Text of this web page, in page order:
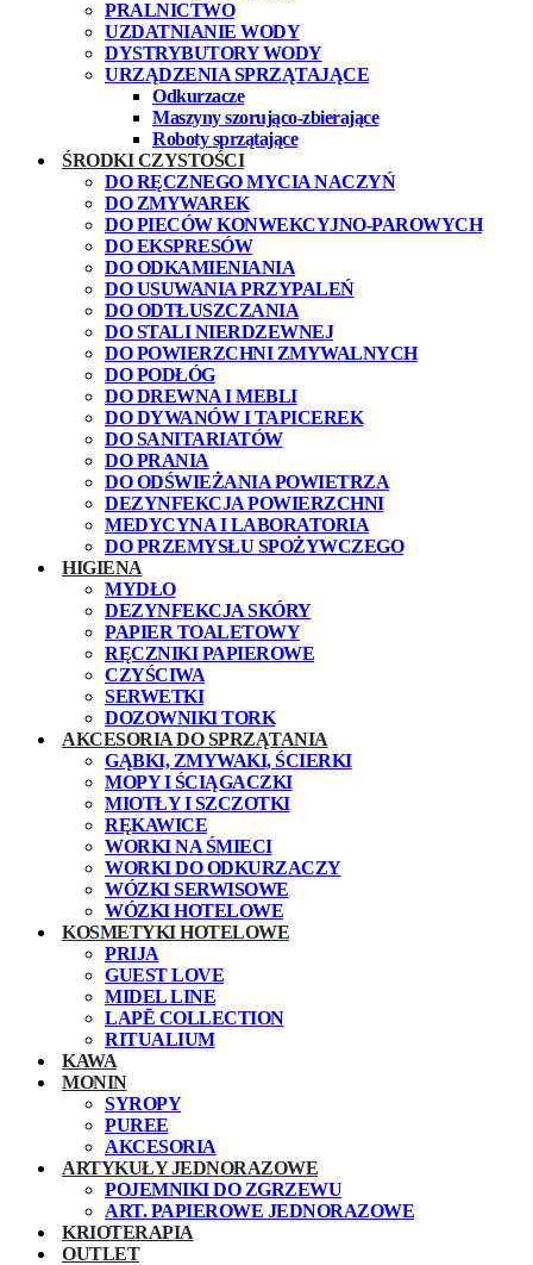
PRALNICTWO
UZDATNIANIE WODY
DYSTRYBUTORY WODY
URZĄDZENIA SPRZĄTAJĄCE
Odkurzacze
Maszyny szorująco-zbierające
Roboty sprzątające
ŚRODKI CZYSTOŚCI
DO RĘCZNEGO MYCIA NACZYŃ
DO ZMYWAREK
DO PIECÓW KONWEKCYJNO-PAROWYCH
DO EKSPRESÓW
DO ODKAMIENIANIA
DO USUWANIA PRZYPALEŃ
DO ODTŁUSZCZANIA
DO STALI NIERDZEWNEJ
DO POWIERZCHNI ZMYWALNYCH
DO PODŁÓG
DO DREWNA I MEBLI
DO DYWANÓW I TAPICEREK
DO SANITARIATÓW
DO PRANIA
DO ODŚWIEŻANIA POWIETRZA
DEZYNFEKCJA POWIERZCHNI
MEDYCYNA I LABORATORIA
DO PRZEMYSŁU SPOŻYWCZEGO
HIGIENA
MYDŁO
DEZYNFEKCJA SKÓRY
PAPIER TOALETOWY
RĘCZNIKI PAPIEROWE
CZYŚCIWA
SERWETKI
DOZOWNIKI TORK
AKCESORIA DO SPRZĄTANIA
GĄBKI, ZMYWAKI, ŚCIERKI
MOPY I ŚCIĄGACZKI
MIOTŁY I SZCZOTKI
RĘKAWICE
WORKI NA ŚMIECI
WORKI DO ODKURZACZY
WÓZKI SERWISOWE
WÓZKI HOTELOWE
KOSMETYKI HOTELOWE
PRIJA
GUEST LOVE
MIDEL LINE
LAPĒ COLLECTION
RITUALIUM
KAWA
MONIN
SYROPY
PUREE
AKCESORIA
ARTYKUŁY JEDNORAZOWE
POJEMNIKI DO ZGRZEWU
ART. PAPIEROWE JEDNORAZOWE
KRIOTERAPIA
OUTLET